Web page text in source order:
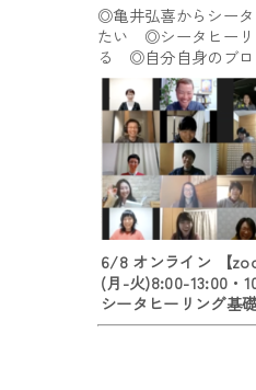
◎亀井弘喜からシー
たい ◎シータヒーリ
る ◎自分自身のブロ
6/8 オンライン 【
(月-火)8:00-13:00・
シータヒーリング基